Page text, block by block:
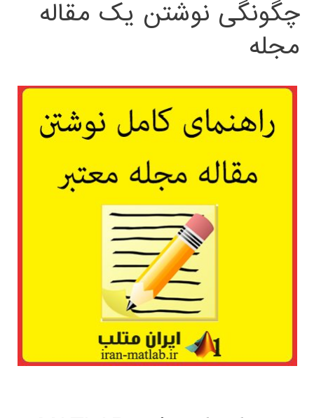
چگونگی نوشتن یک مقاله
مجله